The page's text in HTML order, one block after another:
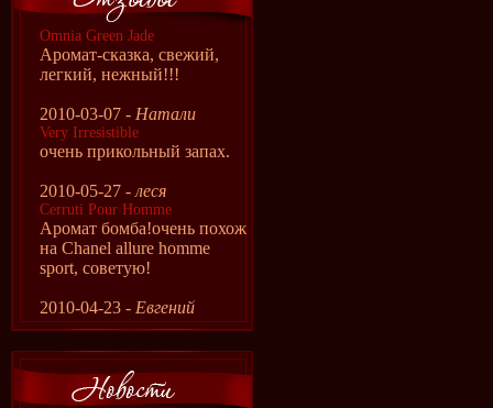
Omnia Green Jade
Аромат-сказка, свежий,
легкий, нежный!!!
2010-03-07 - Натали
Very Irresistible
очень прикольный запах.
2010-05-27 - леся
Cerruti Pour Homme
Аромат бомба!очень похож
на Сhanel allure homme
sport, советую!
2010-04-23 - Евгений